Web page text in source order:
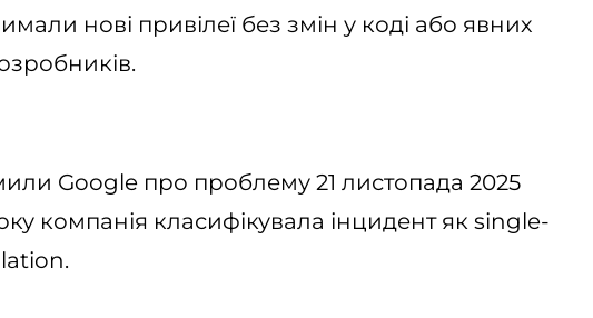
нові привілеї без змін у коді або явних
Google про проблему 21 листопада 2025
компанія класифікувала інцидент як single-